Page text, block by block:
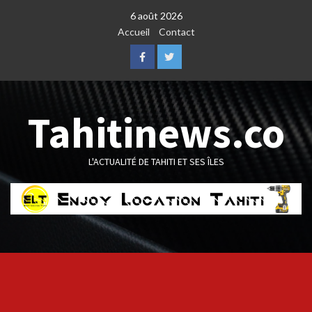
6 août 2026
Accueil
Contact
FacebookTwitter
Tahitinews.co
L'ACTUALITÉ DE TAHITI ET SES ÎLES